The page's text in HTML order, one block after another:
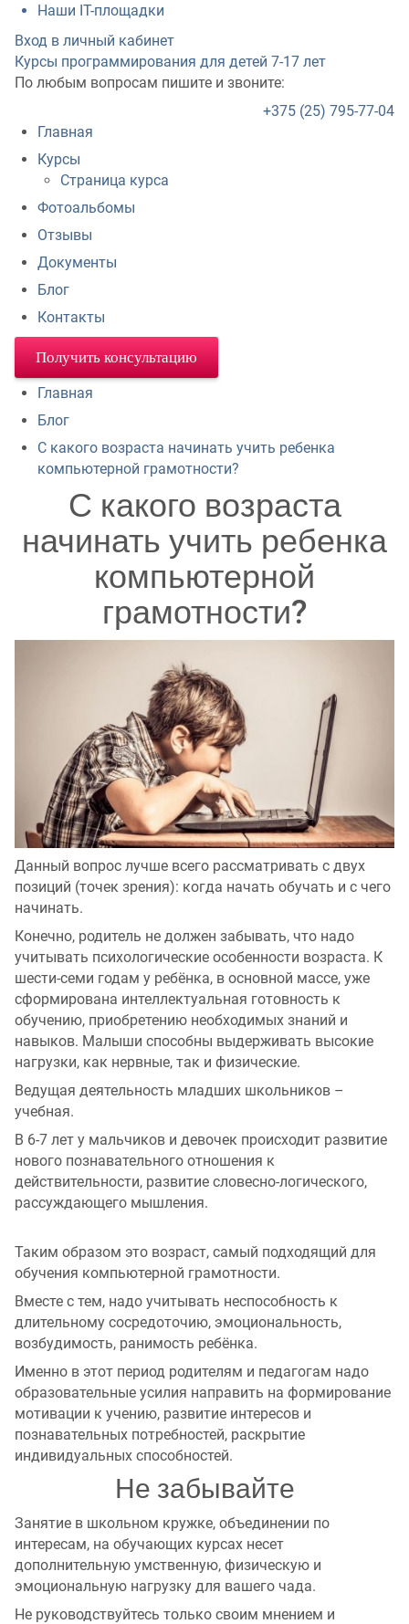
Наши IT-площадки
Вход в личный кабинет
Курсы программирования для детей 7-17 лет
По любым вопросам пишите и звоните:
+375 (25) 795-77-04
Главная
Курсы
Страница курса
Фотоальбомы
Отзывы
Документы
Блог
Контакты
Получить консультацию
Главная
Блог
С какого возраста начинать учить ребенка
компьютерной грамотности?
С какого возраста
начинать учить ребенка
компьютерной
грамотности?
Данный вопрос лучше всего рассматривать с двух
позиций (точек зрения): когда начать обучать и с чего
начинать.
Конечно, родитель не должен забывать, что надо
учитывать психологические особенности возраста. К
шести-семи годам у ребёнка, в основной массе, уже
сформирована интеллектуальная готовность к
обучению, приобретению необходимых знаний и
навыков. Малыши способны выдерживать высокие
нагрузки, как нервные, так и физические.
Ведущая деятельность младших школьников –
учебная.
В 6-7 лет у мальчиков и девочек происходит развитие
нового познавательного отношения к
действительности, развитие словесно-логического,
рассуждающего мышления.
Таким образом это возраст, самый подходящий для
обучения компьютерной грамотности.
Вместе с тем, надо учитывать неспособность к
длительному сосредоточию, эмоциональность,
возбудимость, ранимость ребёнка.
Именно в этот период родителям и педагогам надо
образовательные усилия направить на формирование
мотивации к учению, развитие интересов и
познавательных потребностей, раскрытие
индивидуальных способностей.
Не забывайте
Занятие в школьном кружке, объединении по
интересам, на обучающих курсах несет
дополнительную умственную, физическую и
эмоциональную нагрузку для вашего чада.
Не руководствуйтесь только своим мнением и